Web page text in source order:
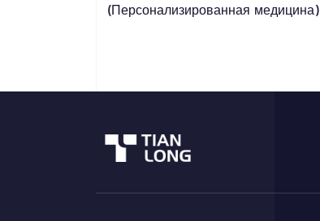
(Персонализированная медицина)